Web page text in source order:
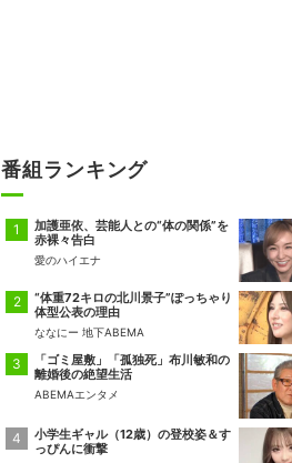
番組ランキング
加護亜依、芸能人との“体の関係”を
赤裸々告白
愛のハイエナ
“体重72キロの北川景子”ぽっちゃり
体型公表の理由
ななにー 地下ABEMA
「ゴミ屋敷」「孤独死」布川敏和の
離婚後の絶望生活
ABEMAエンタメ
小学生ギャル（12歳）の登校姿＆す
っぴんに衝撃